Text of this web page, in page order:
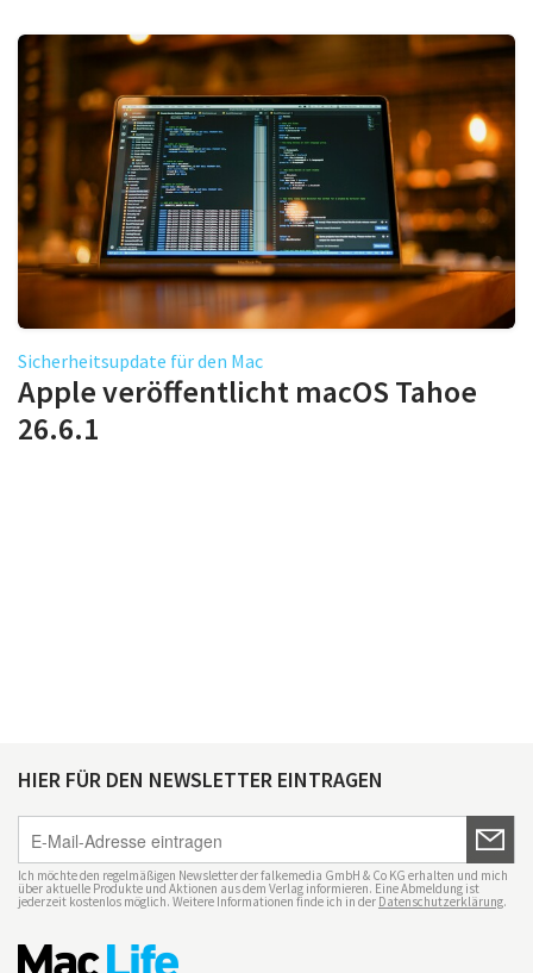
Sicherheitsupdate für den Mac
Apple veröffentlicht macOS Tahoe
26.6.1
HIER FÜR DEN NEWSLETTER EINTRAGEN
Ich möchte den regelmäßigen Newsletter der falkemedia GmbH & Co KG erhalten und mich
über aktuelle Produkte und Aktionen aus dem Verlag informieren. Eine Abmeldung ist
jederzeit kostenlos möglich. Weitere Informationen finde ich in der Datenschutzerklärung.